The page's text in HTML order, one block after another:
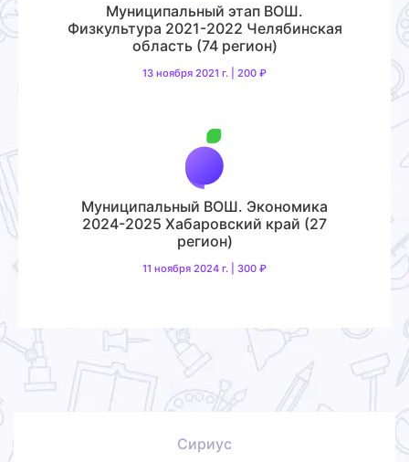
Муниципальный этап ВОШ.
Физкультура 2021-2022 Челябинская
область (74 регион)
13 ноября 2021 г. | 200 ₽
Муниципальный ВОШ. Экономика
2024-2025 Хабаровский край (27
регион)
11 ноября 2024 г. | 300 ₽
Сириус